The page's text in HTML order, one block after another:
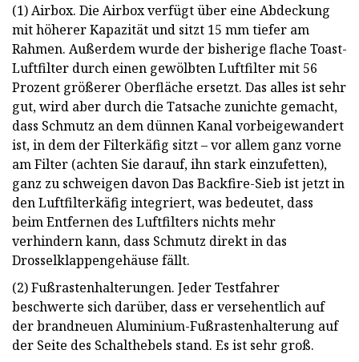
(1) Airbox. Die Airbox verfügt über eine Abdeckung
mit höherer Kapazität und sitzt 15 mm tiefer am
Rahmen. Außerdem wurde der bisherige flache Toast-
Luftfilter durch einen gewölbten Luftfilter mit 56
Prozent größerer Oberfläche ersetzt. Das alles ist sehr
gut, wird aber durch die Tatsache zunichte gemacht,
dass Schmutz an dem dünnen Kanal vorbeigewandert
ist, in dem der Filterkäfig sitzt – vor allem ganz vorne
am Filter (achten Sie darauf, ihn stark einzufetten),
ganz zu schweigen davon Das Backfire-Sieb ist jetzt in
den Luftfilterkäfig integriert, was bedeutet, dass
beim Entfernen des Luftfilters nichts mehr
verhindern kann, dass Schmutz direkt in das
Drosselklappengehäuse fällt.
(2) Fußrastenhalterungen. Jeder Testfahrer
beschwerte sich darüber, dass er versehentlich auf
der brandneuen Aluminium-Fußrastenhalterung auf
der Seite des Schalthebels stand. Es ist sehr groß.